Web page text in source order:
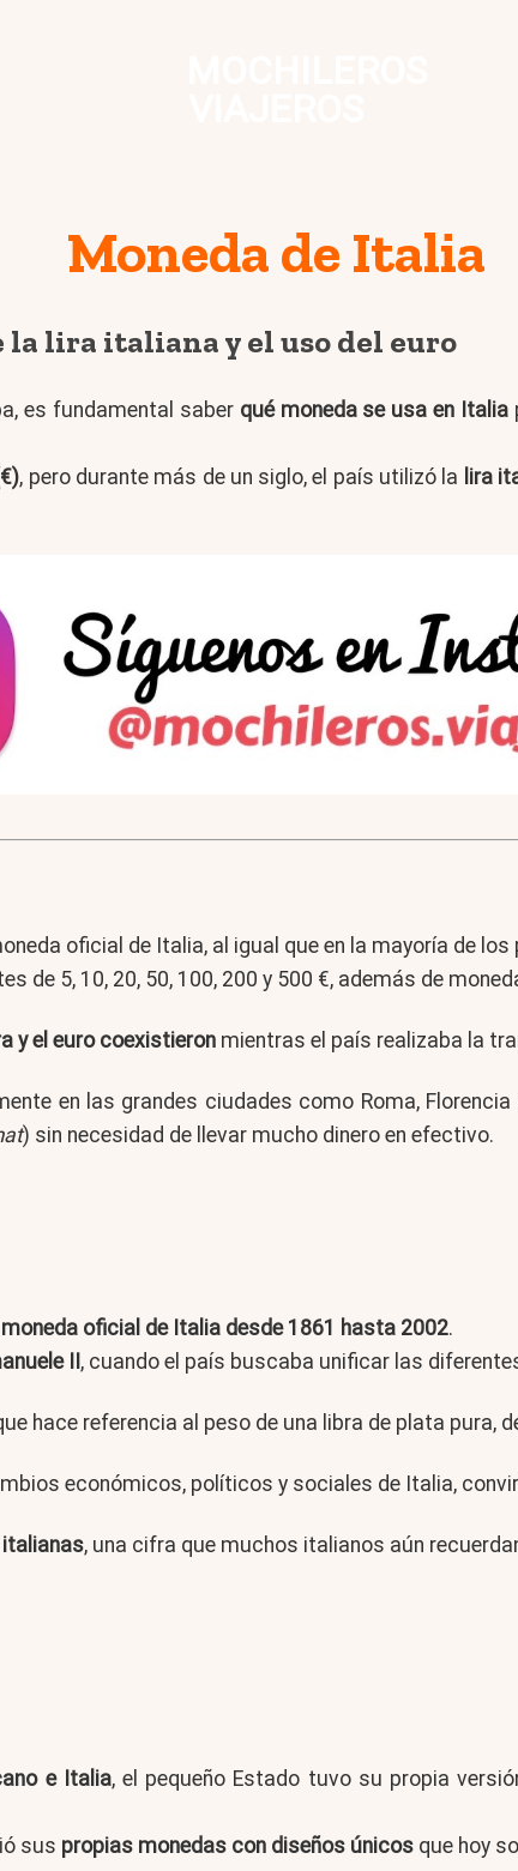
Moneda de Italia
lira italiana y el uso del euro
es fundamental saber qué moneda se usa en Italia
, pero durante más de un siglo, el país utilizó la lira
oficial de Italia, al igual que en la mayoría de
de 5, 10, 20, 50, 100, 200 y 500 €, además de
y el euro coexistieron mientras el país realizaba la
en las grandes ciudades como Roma,
) sin necesidad de llevar mucho dinero en efectivo.
moneda oficial de Italia desde 1861 hasta 2002.
II , cuando el país buscaba unificar las
hace referencia al peso de una libra de plata pura,
económicos, políticos y sociales de Italia,
italianas, una cifra que muchos italianos aún
e Italia, el pequeño Estado tuvo su propia
sus propias monedas con diseños únicos que hoy